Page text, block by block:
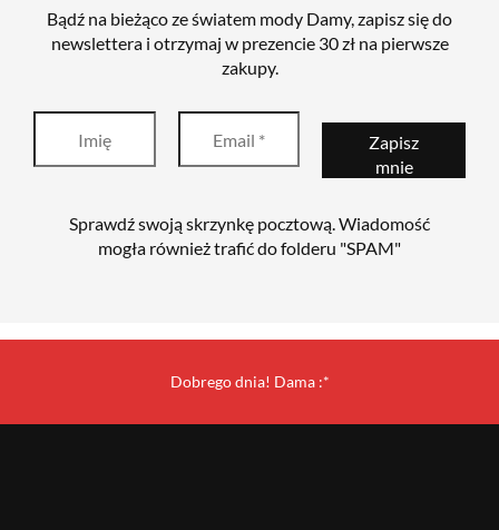
Bądź na bieżąco ze światem mody Damy, zapisz się do
newslettera i otrzymaj w prezencie 30 zł na pierwsze
zakupy.
Sprawdź swoją skrzynkę pocztową. Wiadomość
mogła również trafić do folderu "SPAM"
Dobrego dnia! Dama :*